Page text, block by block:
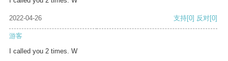
2022-04-26 支持[0] 反对[0]
游客
I called you 2 times. W